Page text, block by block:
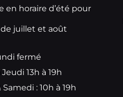
en horaire d’été pour
juillet et août
fermé
13h à 19h
: 10h à 19h